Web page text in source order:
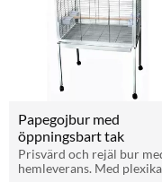
Papegojbur med
öppningsbart tak
Prisvärd och rejäl bur
hemleverans. Med